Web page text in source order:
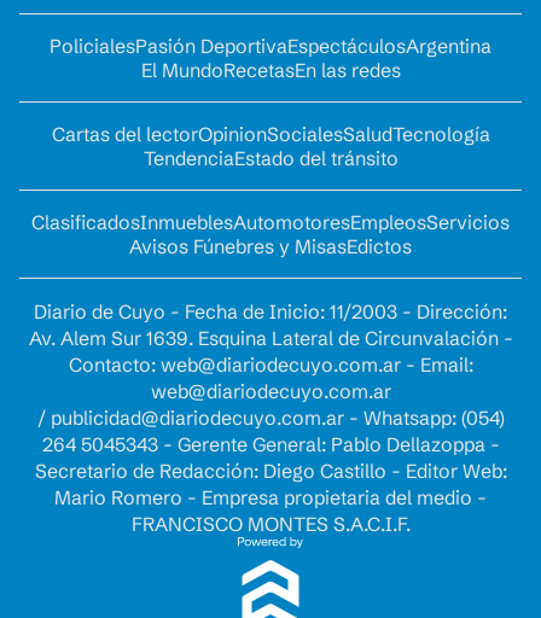
PolicialesPasión DeportivaEspectáculosArgentina
El MundoRecetasEn las redes
Cartas del lectorOpinionSocialesSaludTecnología
TendenciaEstado del tránsito
ClasificadosInmueblesAutomotoresEmpleosServicios
Avisos Fúnebres y MisasEdictos
Diario de Cuyo - Fecha de Inicio: 11/2003 - Dirección:
Av. Alem Sur 1639. Esquina Lateral de Circunvalación -
Contacto: web@diariodecuyo.com.ar- Email:
web@diariodecuyo.com.ar
/ publicidad@diariodecuyo.com.ar- Whatsapp: (054)
264 5045343 - Gerente General: Pablo Dellazoppa -
Secretario de Redacción: Diego Castillo - Editor Web:
Mario Romero - Empresa propietaria del medio -
FRANCISCO MONTES S.A.C.I.F.